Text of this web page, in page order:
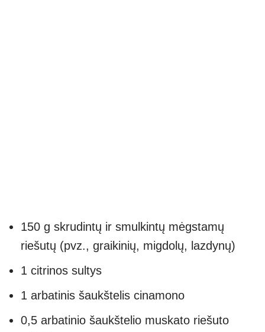
150 g skrudintų ir smulkintų mėgstamų
riešutų (pvz., graikinių, migdolų, lazdynų)
1 citrinos sultys
1 arbatinis šaukštelis cinamono
0,5 arbatinio šaukštelio muskato riešuto